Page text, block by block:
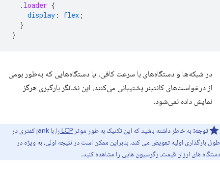
. loader {
display : flex ;
}
}
در شبکه‌ها و دستگاه‌های با سرعت کافی، یا دستگاه‌هایی که به‌طور بومی
از درخواست‌های کانتینر پشتیبانی می‌کنند، این نشانگر بارگیری هرگز
نمایش داده نمی‌شود.
توجه: به خاطر داشته باشید که این تکنیک به طور موثر LCP را
با jank کمتری در
طول بارگذاری اولیه تعویض می کند، بنابراین ممکن است در نتیجه اولی، به ویژه در
دستگاه های ارزان قیمت، رگرسیون هایی را مشاهده کنید.